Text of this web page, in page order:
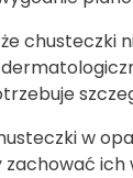
chusteczki
w
ich